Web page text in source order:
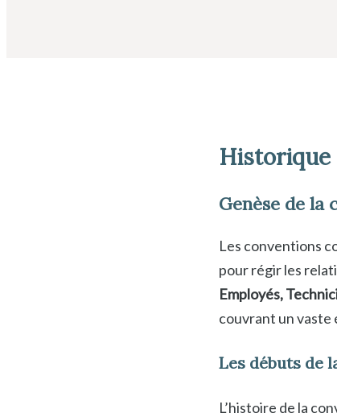
Historique
Genèse de la
Les conventions
pour régir les
Employés,
couvrant un vaste
Les débuts de
L’histoire de la